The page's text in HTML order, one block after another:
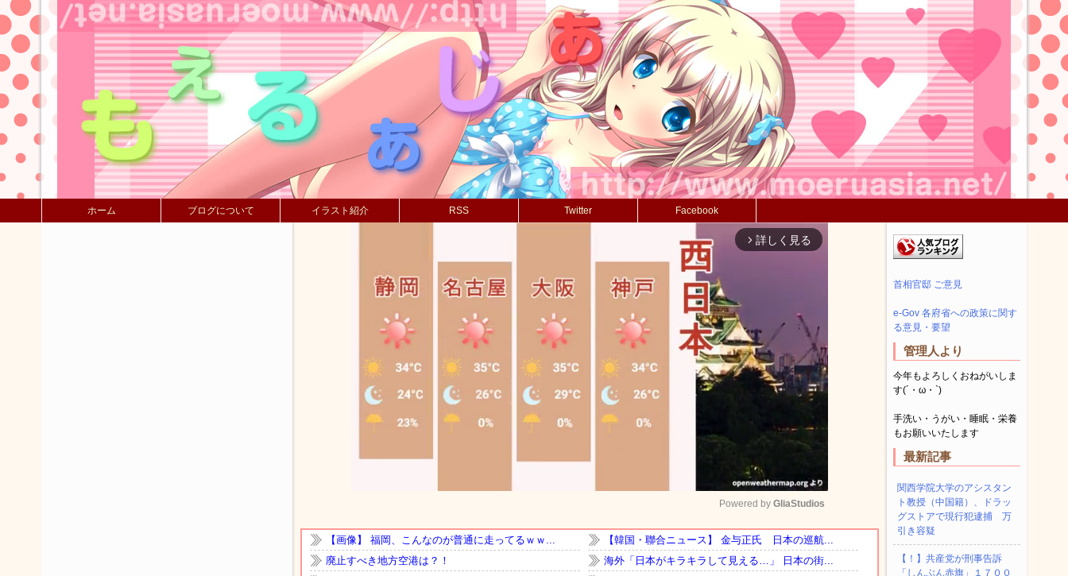
ホーム ブログについて イラスト紹介 RSS Twitter Facebook
arrow_forward_ios 詳しく見る
Mute
Powered by GliaStudios
首相官邸 ご意見
e-Gov 各府省への政策に関す
る意見・要望
管理人より
今年もよろしくおねがいしま
す(´・ω・`)
手洗い・うがい・睡眠・栄養
もお願いいたします
最新記事
関西学院大学のアシスタン
ト教授（中国籍）、ドラッ
グストアで現行犯逮捕 万
引き容疑
【！】共産党が刑事告訴
「しんぶん赤旗」１７００